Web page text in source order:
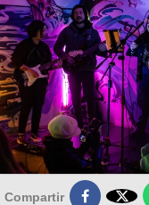
Compartir